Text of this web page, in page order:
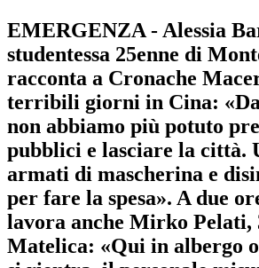
EMERGENZA - Alessia
studentessa 25enne di
racconta a Cronache
terribili giorni in Cina:
non abbiamo più potuto
pubblici e lasciare la città.
armati di mascherina e
per fare la spesa». A due
lavora anche Mirko Pelati,
Matelica: «Qui in albergo